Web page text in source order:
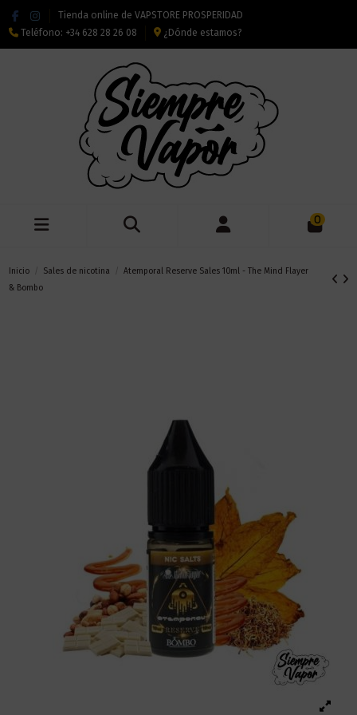
Tienda online de VAPSTORE PROSPERIDAD
Teléfono: +34 628 28 26 08 ¿Dónde estamos?
0
Inicio Sales de nicotina
Atemporal Reserve Sales 10ml - The Mind Flayer
& Bombo